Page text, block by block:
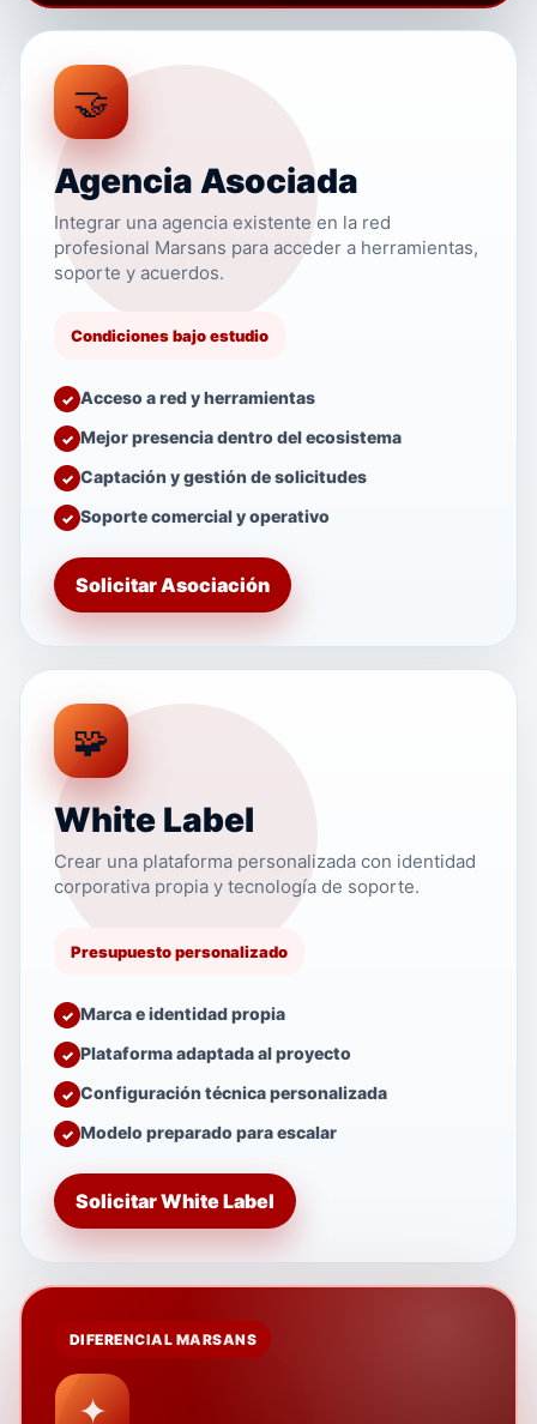
🤝
Agencia Asociada
Integrar una agencia existente en la red
profesional Marsans para acceder a herramientas,
soporte y acuerdos.
Condiciones bajo estudio
Acceso a red y herramientas
Mejor presencia dentro del ecosistema
Captación y gestión de solicitudes
Soporte comercial y operativo
Solicitar Asociación
🧩
White Label
Crear una plataforma personalizada con identidad
corporativa propia y tecnología de soporte.
Presupuesto personalizado
Marca e identidad propia
Plataforma adaptada al proyecto
Configuración técnica personalizada
Modelo preparado para escalar
Solicitar White Label
DIFERENCIAL MARSANS
✦